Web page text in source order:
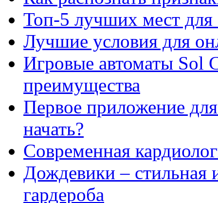
Топ-5 лучших мест для
Лучшие условия для
Игровые автоматы Sol
преимущества
Первое приложение
начать?
Современная
Дождевики – стильная
гардероба